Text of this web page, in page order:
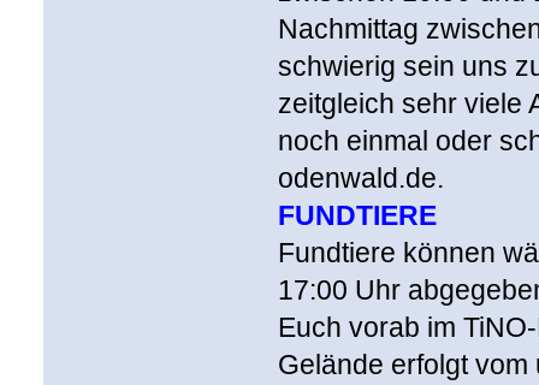
Nachmittag
schwierig sein uns
zeitgleich sehr viele
noch einmal oder
odenwald.de.
FUNDTIERE
Fundtiere können
17:00 Uhr
Euch vorab im
Gelände erfolgt